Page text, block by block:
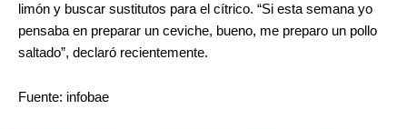
limón y buscar sustitutos para el cítrico. “Si esta semana yo
pensaba en preparar un ceviche, bueno, me preparo un pollo
saltado”, declaró recientemente.
Fuente: infobae